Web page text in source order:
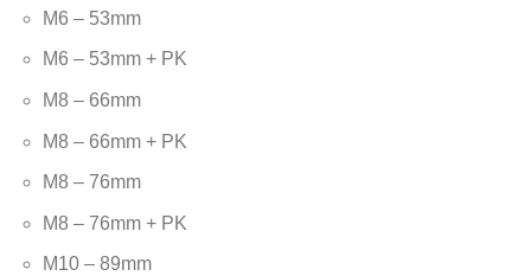
M6 – 53mm
M6 – 53mm + PK
M8 – 66mm
M8 – 66mm + PK
M8 – 76mm
M8 – 76mm + PK
M10 – 89mm